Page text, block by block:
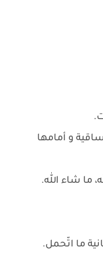
و أمامها
ما شاء الله.
ما اتّحمل.